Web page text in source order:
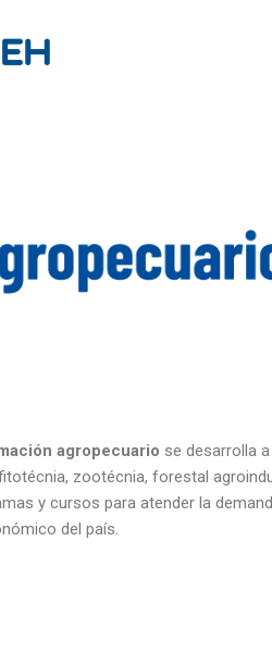
agropecuario se desarrolla
zootécnia, forestal
y cursos para atender la
del país.